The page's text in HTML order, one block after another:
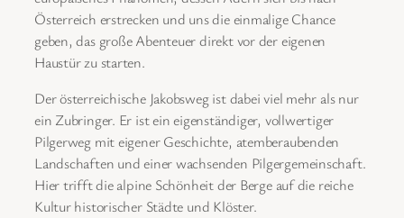
Österreich erstrecken und uns die einmalige Chance
geben, das große Abenteuer direkt vor der eigenen
Haustür zu starten.
Der österreichische Jakobsweg ist dabei viel mehr als nur
ein Zubringer. Er ist ein eigenständiger, vollwertiger
Pilgerweg mit eigener Geschichte, atemberaubenden
Landschaften und einer wachsenden Pilgergemeinschaft.
Hier trifft die alpine Schönheit der Berge auf die reiche
Kultur historischer Städte und Klöster.